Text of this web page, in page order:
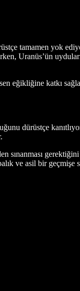
tamamen yok
Uranüs’ün
eğikliğine katkı
dürüstçe
sınanması
ve asil bir